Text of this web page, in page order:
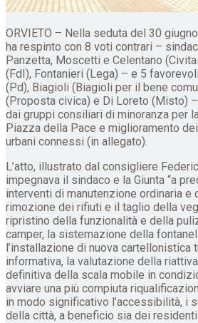
ORVIETO – Nella seduta del 30
ha respinto con 8 voti contrari –
Panzetta, Moscetti e Celentano
(FdI), Fontanieri (Lega) – e 5
(Pd), Biagioli (Biagioli per il bene
(Proposta civica) e Di Loreto (Misto)
dai gruppi consiliari di minoranza per
Piazza della Pace e miglioramento
urbani connessi (in allegato).
L’atto, illustrato dal consigliere
impegnava il sindaco e la Giunta “a
interventi di manutenzione ordinaria e
rimozione dei rifiuti e il taglio della
ripristino della funzionalità e della
camper, la sistemazione della
l’installazione di nuova cartellonistica
informativa, la valutazione della
definitiva della scala mobile in
avviare una più compiuta
in modo significativo l’accessibilità, i
della città, a beneficio sia dei